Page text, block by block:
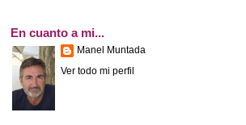
En cuanto a mi...
Manel Muntada
Ver todo mi perfil